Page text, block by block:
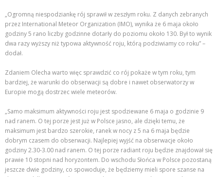
„Ogromną niespodziankę rój sprawił w zeszłym roku. Z danych zebranych
przez International Meteor Organization (IMO), wynika że 6 maja około
godziny 5 rano liczby godzinne dotarły do poziomu około 130. Był to wynik
dwa razy wyższy niż typowa aktywność roju, którą podziwiamy co roku” –
dodał.
Zdaniem Olecha warto więc sprawdzić co rój pokaże w tym roku, tym
bardziej, że warunki do obserwacji są dobre i nawet obserwatorzy w
Europie mogą dostrzec wiele meteorów.
„Samo maksimum aktywności roju jest spodziewane 6 maja o godzinie 9
nad ranem. O tej porze jest już w Polsce jasno, ale dzięki temu, że
maksimum jest bardzo szerokie, ranek w nocy z 5 na 6 maja będzie
dobrym czasem do obserwacji. Najlepiej wyjść na obserwacje około
godziny 2.30-3.00 nad ranem. O tej porze radiant roju będzie znajdował się
prawie 10 stopni nad horyzontem. Do wschodu Słońca w Polsce pozostaną
jeszcze dwie godziny, co spowoduje, że będziemy mieli spore szanse na